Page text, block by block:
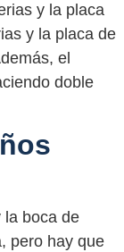
y la placa
y la placa de
el
doble
la boca de
pero hay que